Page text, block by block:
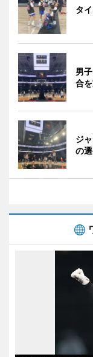
タ
男
合
ジ
の